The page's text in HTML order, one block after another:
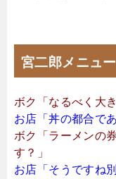
宮二郎メニュー
ボク「なるべく大
お店「丼の都合で
ボク「ラーメンの
す？」
お店「そうですね